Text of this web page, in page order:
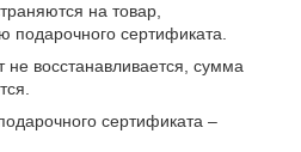
на товар,
сертификата.
не восстанавливается, сумма
сертификата –